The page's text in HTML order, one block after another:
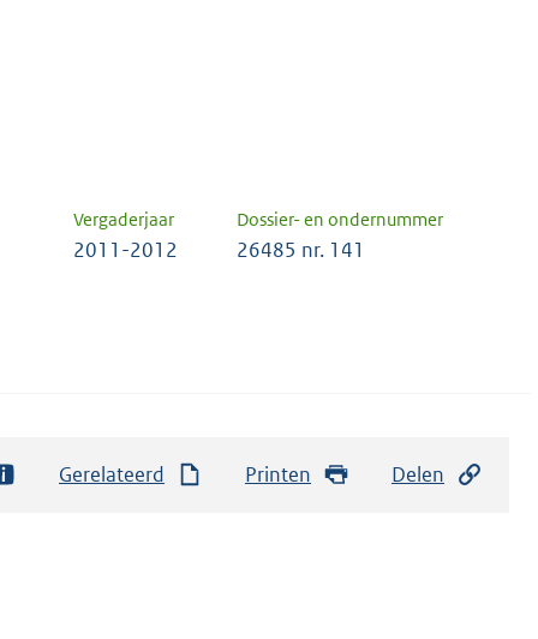
Vergaderjaar Dossier- en ondernummer
2011-2012 26485 nr. 141
Gerelateerd Printen Delen